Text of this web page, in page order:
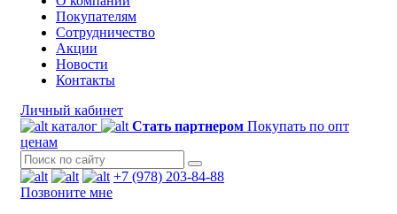
Покупателям
Сотрудничество
Акции
Новости
Контакты
Личный кабинет
каталог
Стать партнером Покупать по опт
ценам
+7 (978) 203-84-88
Позвоните мне